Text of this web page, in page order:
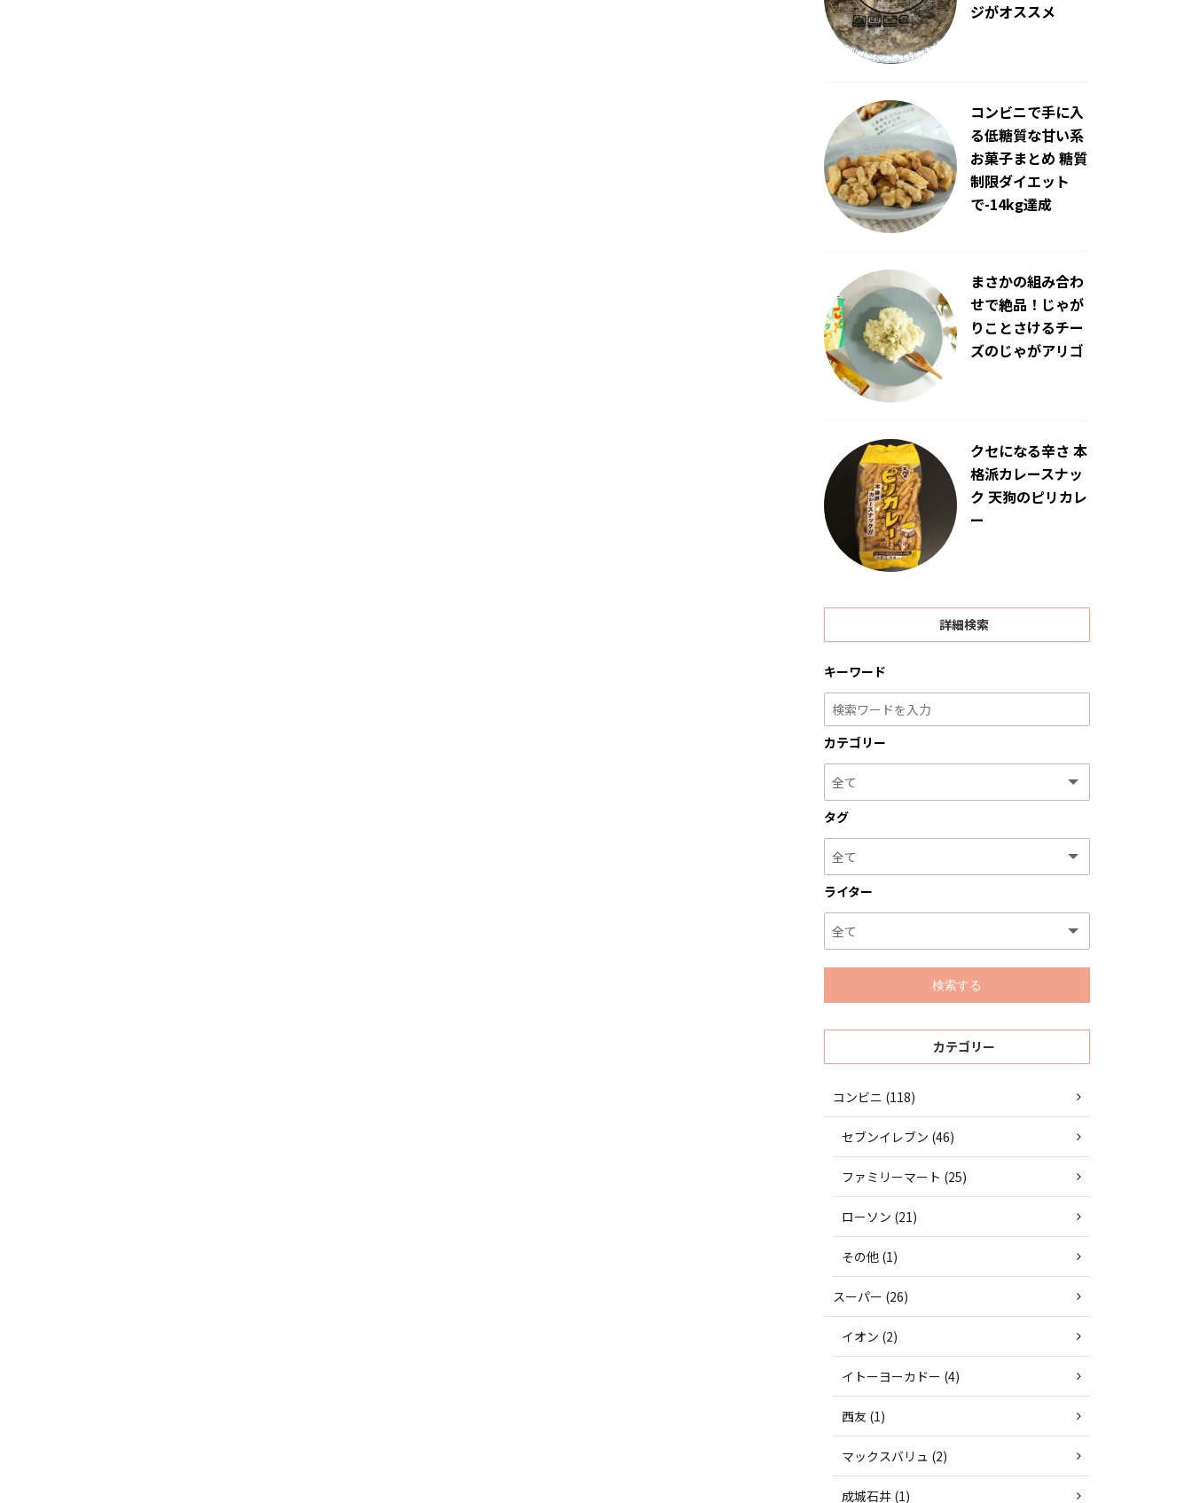
ジがオススメ
コンビニで手に入
る低糖質な甘い系
お菓子まとめ 糖質
制限ダイエット
で-14kg達成
まさかの組み合わ
せで絶品！じゃが
りことさけるチー
ズのじゃがアリゴ
クセになる辛さ 本
格派カレースナッ
ク 天狗のピリカレ
ー
詳細検索
キーワード
カテゴリー
タグ
ライター
カテゴリー
コンビニ (118)
セブンイレブン (46)
ファミリーマート (25)
ローソン (21)
その他 (1)
スーパー (26)
イオン (2)
イトーヨーカドー (4)
西友 (1)
マックスバリュ (2)
成城石井 (1)